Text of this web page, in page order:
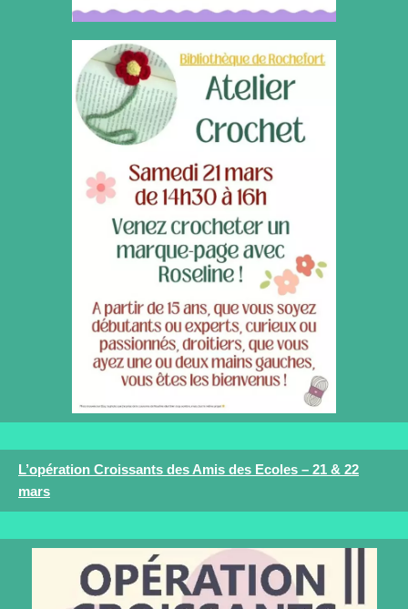
L’opération Croissants des Amis des Ecoles – 21 & 22
mars